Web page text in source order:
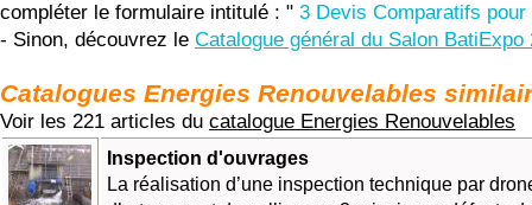
compléter le formulaire intitulé : " 3 Devis Comparatifs
- Sinon, découvrez le Catalogue général du Salon BatiExpo
Catalogues Energies Renouvelables
Voir les 221 articles du catalogue Energies Renouvelables
Inspection d'ouvrages
La réalisation d’une inspection technique par